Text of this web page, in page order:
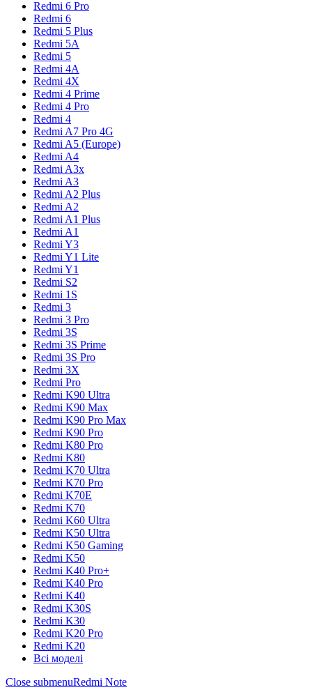
Redmi 6 Pro
Redmi 6
Redmi 5 Plus
Redmi 5A
Redmi 5
Redmi 4A
Redmi 4X
Redmi 4 Prime
Redmi 4 Pro
Redmi 4
Redmi A7 Pro 4G
Redmi A5 (Europe)
Redmi A4
Redmi A3x
Redmi A3
Redmi A2 Plus
Redmi A2
Redmi A1 Plus
Redmi A1
Redmi Y3
Redmi Y1 Lite
Redmi Y1
Redmi S2
Redmi 1S
Redmi 3
Redmi 3 Pro
Redmi 3S
Redmi 3S Prime
Redmi 3S Pro
Redmi 3X
Redmi Pro
Redmi K90 Ultra
Redmi K90 Max
Redmi K90 Pro Max
Redmi K90 Pro
Redmi K80 Pro
Redmi K80
Redmi K70 Ultra
Redmi K70 Pro
Redmi K70E
Redmi K70
Redmi K60 Ultra
Redmi K50 Ultra
Redmi K50 Gaming
Redmi K50
Redmi K40 Pro+
Redmi K40 Pro
Redmi K40
Redmi K30S
Redmi K30
Redmi K20 Pro
Redmi K20
Всі моделі
Close submenuRedmi Note